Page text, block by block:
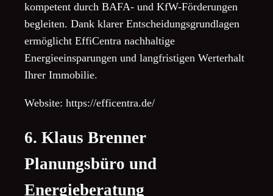
kompetent durch BAFA- und KfW-Förderungen
begleiten. Dank klarer Entscheidungsgrundlagen
ermöglicht EffiCentra nachhaltige
Energieeinsparungen und langfristigen Werterhalt
Ihrer Immobilie.
Website: https://efficentra.de/
6. Klaus Brenner
Planungsbüro und
Energieberatung